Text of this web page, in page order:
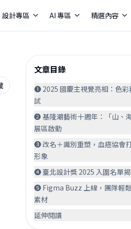
設計專區 AI 專區 精選內容
文章目錄
❶ 2025 國慶主視覺亮相：色彩
試
❷ 基隆潮藝術十週年：「山、
展區啟動
❸ 改名＋識別重塑，血癌協會
形象
❹ 臺北設計獎 2025 入圍名單
❺ Figma Buzz 上線，團隊輕
素材
延伸閱讀